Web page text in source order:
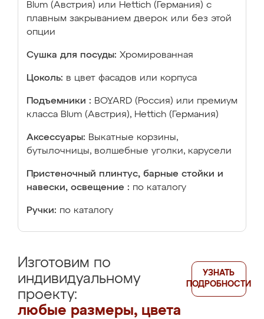
Blum (Австрия) или Hettich (Германия) с
плавным закрыванием дверок или без этой
опции
Сушка для посуды: Хромированная
Цоколь: в цвет фасадов или корпуса
Подъемники : BOYARD (Россия) или премиум
класса Blum (Австрия), Hettich (Германия)
Аксессуары: Выкатные корзины,
бутылочницы, волшебные уголки, карусели
Пристеночный плинтус, барные стойки и
навески, освещение : по каталогу
Ручки: по каталогу
Изготовим по
индивидуальному
проекту:
любые размеры, цвета
УЗНАТЬ
ПОДРОБНОСТИ